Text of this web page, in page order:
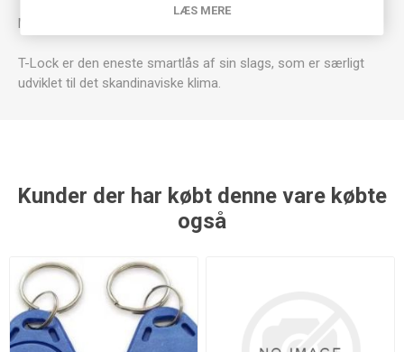
Mål: 310x39x23mm
T-Lock er den eneste smartlås af sin slags, som er særligt
udviklet til det skandinaviske klima.
Kunder der har købt denne vare købte
også
LÆS MERE